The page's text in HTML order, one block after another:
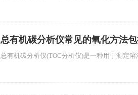
总有机碳分析仪常见的氧化方法
总有机碳分析仪(TOC分析仪)是一种用于测定